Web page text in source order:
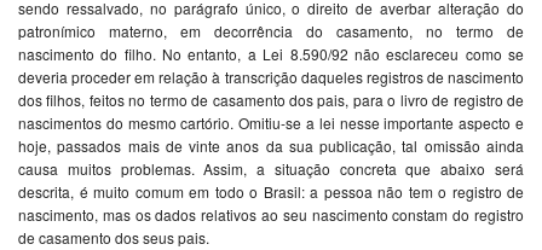
sendo ressalvado, no parágrafo único, o direito de averbar alteração do
patronímico materno, em decorrência do casamento, no termo de
nascimento do filho. No entanto, a Lei 8.590/92 não esclareceu como se
deveria proceder em relação à transcrição daqueles registros de nascimento
dos filhos, feitos no termo de casamento dos pais, para o livro de registro de
nascimentos do mesmo cartório. Omitiu-se a lei nesse importante aspecto e
hoje, passados mais de vinte anos da sua publicação, tal omissão ainda
causa muitos problemas. Assim, a situação concreta que abaixo será
descrita, é muito comum em todo o Brasil: a pessoa não tem o registro de
nascimento, mas os dados relativos ao seu nascimento constam do registro
de casamento dos seus pais.